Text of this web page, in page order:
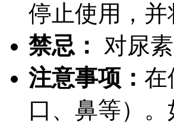
停止使用，
禁忌：
对尿
注意事项： 在
口、鼻等）